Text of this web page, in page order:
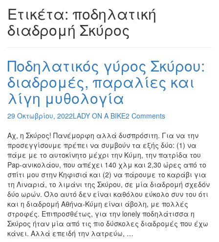
Ετικέτα: ποδηλατική
διαδρομή Σκύρος
Ποδηλατικός γύρος Σκύρου:
διαδρομές, παραλίες και
λίγη μυθολογία
29 Οκτωβρίου, 2022LADY ON A BIKE2 Comments
Αχ, η Σκύρος! Πανέμορφη αλλά δυσπρόσιτη. Για να την
προσεγγίσουμε πρέπει να συμβούν τα εξής δύο: (1) να
πάμε με το αυτοκίνητο μέχρι την Κύμη, την πατρίδα του
Pap-ανικολάου, που απέχει 140 χλμ και 2,30 ώρες από το
σπίτι μου στην Κηφισιά και (2) να πάρουμε το καράβι για
τη Λιναριά, το λιμάνι της Σκύρου, σε μία διαδρομή σχεδόν
δύο ωρών. Όλο αυτό δεν είναι καθόλου εύκολο συν του ότι
και η διαδρομή Αθήνα-Κύμη είναι άβολη, με πολλές
στροφές. Επιπροσθέτως, για την lonely ποδηλάτισσα η
Σκύρος ήταν μία από τις πιο δύσκολες διαδρομές που έχω
κάνει. Αλλά επειδή την λατρεύω, …